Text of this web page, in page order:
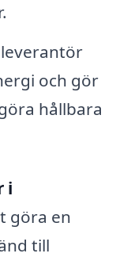
och gör
hållbara
i
göra en
till